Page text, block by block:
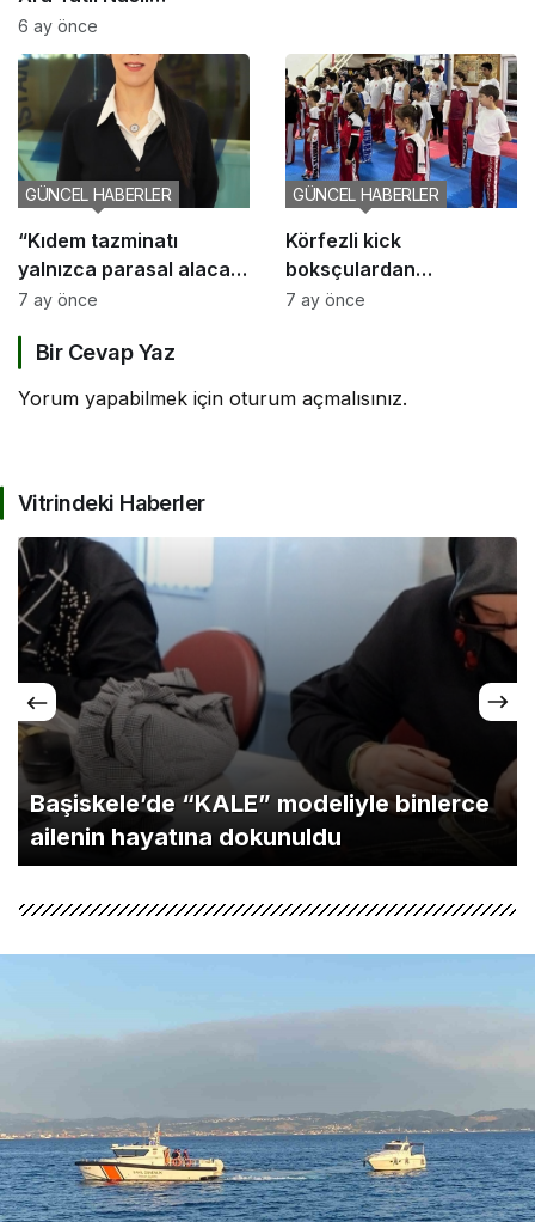
Planlanmalı?
6 ay önce
“Kıdem tazminatı
yalnızca parasal alacak
değil, sosyal bir haktır”
GÜNCEL HABERLER
7 ay önce
Körfezli kick
boksçulardan
şampiyona öncesi güç
GÜNCEL HABERLER
7 ay önce
Bir Cevap Yaz
Yorum yapabilmek için oturum açmalısınız.
Vitrindeki Haberler
Başiskele’de “KALE” modeliyle binlerce
ailenin hayatına dokunuldu